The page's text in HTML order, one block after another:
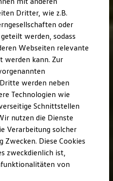
HU/AU
Checks
Flüssigkeiten
Zubehör
Dritter, wie z.B.
oder
werden, sodass
Webseiten relevante
werden kann. Zur
werden neben
Technologien wie
Schnittstellen
nutzen die Dienste
Verarbeitung solcher
Zwecken. Diese Cookies
zweckdienlich ist,
von